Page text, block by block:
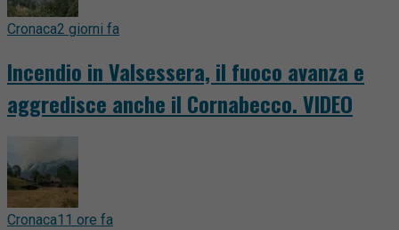
Cronaca2 giorni fa
Incendio in Valsessera, il fuoco avanza e
aggredisce anche il Cornabecco. VIDEO
Cronaca11 ore fa